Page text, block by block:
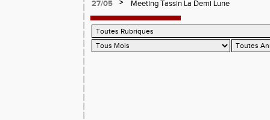
27/05
> Meeting Tassin La Demi Lune